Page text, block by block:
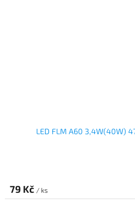
LED FLM A60 3,4W(40W)
79 Kč / ks